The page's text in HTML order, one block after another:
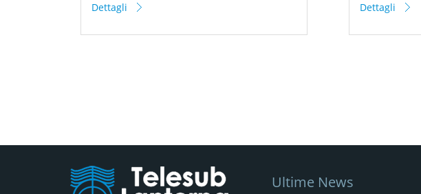
Dettagli Dettagli
Ultime News